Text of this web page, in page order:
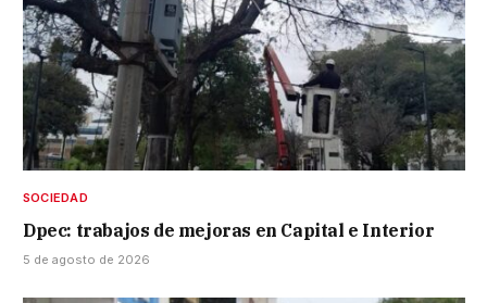
SOCIEDAD
Dpec: trabajos de mejoras en Capital e Interior
5 de agosto de 2026